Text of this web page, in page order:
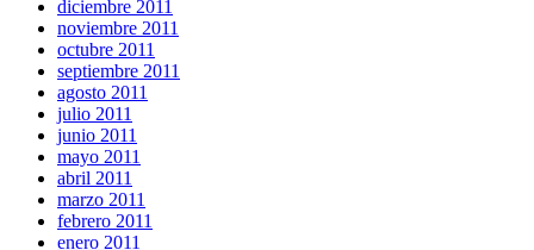
diciembre 2011
noviembre 2011
octubre 2011
septiembre 2011
agosto 2011
julio 2011
junio 2011
mayo 2011
abril 2011
marzo 2011
febrero 2011
enero 2011